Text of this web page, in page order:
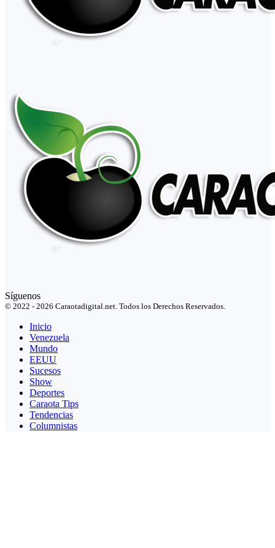
Síguenos
© 2022 - 2026 Caraotadigital.net. Todos los Derechos Reservados.
Inicio
Venezuela
Mundo
EEUU
Sucesos
Show
Deportes
Caraota Tips
Tendencias
Columnistas